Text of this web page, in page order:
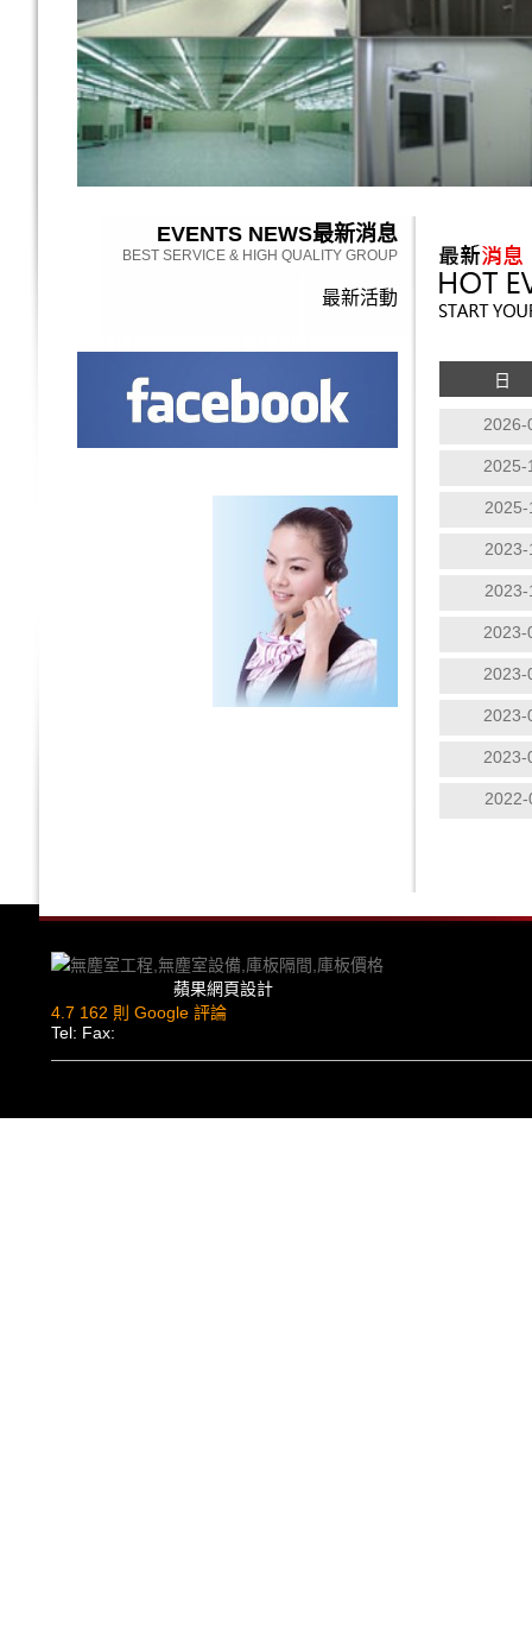
EVENTS NEWS最新消息
BEST SERVICE & HIGH QUALITY GROUP
最新活動
日
2026-
2025-
2025-
2023-
2023-
2023-
2023-
2023-
2023-
2022-
蘋果網頁設計
4.7 162 則 Google 評論
Tel: Fax: